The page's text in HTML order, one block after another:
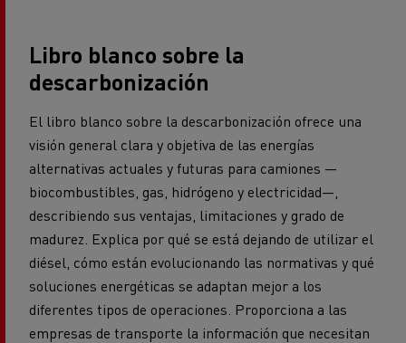
Libro blanco sobre la
descarbonización
El libro blanco sobre la descarbonización ofrece una
visión general clara y objetiva de las energías
alternativas actuales y futuras para camiones —
biocombustibles, gas, hidrógeno y electricidad—,
describiendo sus ventajas, limitaciones y grado de
madurez. Explica por qué se está dejando de utilizar el
diésel, cómo están evolucionando las normativas y qué
soluciones energéticas se adaptan mejor a los
diferentes tipos de operaciones. Proporciona a las
empresas de transporte la información que necesitan